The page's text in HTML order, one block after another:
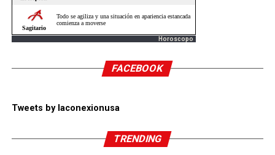
Horoscopo
FACEBOOK
Tweets by laconexionusa
TRENDING